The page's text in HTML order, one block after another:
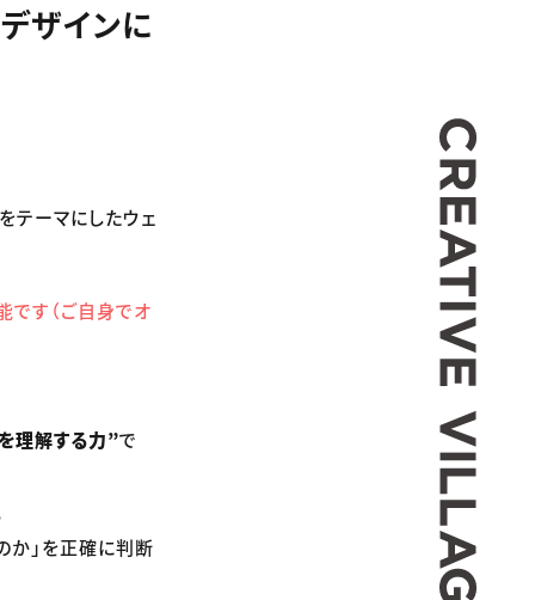
ザインに
テーマにしたウェ
です（ご自身でオ
理解する力”で
か」を正確に判断